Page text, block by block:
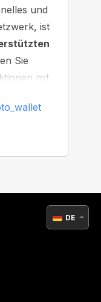
und
ist
Sie
mit
DE